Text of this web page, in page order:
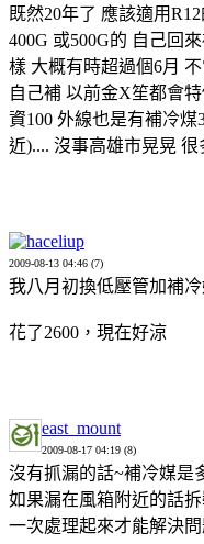
既然20年了 應該適用
400G 或500G的 自己回
樣 大概有時超過個6月
自己補 以前金X笙都會
資100 外線也是有補冷
近).... 沒事高雄市晃晃 很
haceliup
2009-08-13 04:46 (7)
我八月初換低壓管加補
花了2600，現在好涼
east_mount
2009-08-17 04:19 (8)
沒有抓漏的話~補冷媒是
如果漏在風箱附近的話
一次處理起來才能解決問